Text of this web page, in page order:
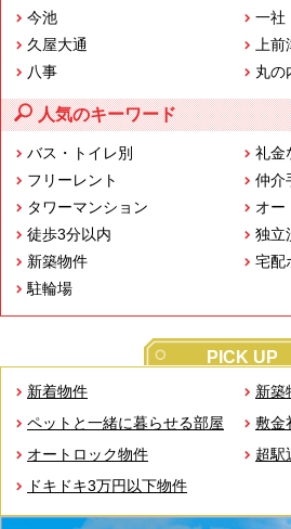
今池
一社
久屋大通
上前
八事
丸の
人気のキーワード
バス・トイレ別
礼金
フリーレント
仲介
タワーマンション
オー
徒歩3分以内
独立
新築物件
宅配
駐輪場
PICK UP
新着物件
新築
ペットと一緒に暮らせる部屋
敷金
オートロック物件
超駅
ドキドキ3万円以下物件